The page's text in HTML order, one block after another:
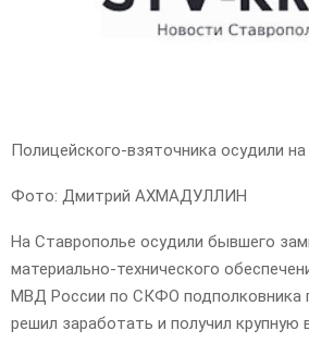
Полицейского-взяточника осудили
Фото: Дмитрий АХМАДУЛЛИН
На Ставрополье осудили бывшего
материально-технического
МВД России по СКФО подполковника
решил заработать и получил крупную